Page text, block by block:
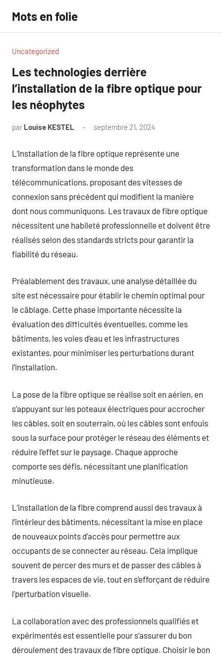
contenu
Mots en folie
Uncategorized
Les technologies derrière
l’installation de la fibre optique pour
les néophytes
par Louise KESTEL septembre 21, 2024
L’installation de la fibre optique représente une
transformation dans le monde des
télécommunications, proposant des vitesses de
connexion sans précédent qui modifient la manière
dont nous communiquons. Les travaux de fibre optique
nécessitent une habileté professionnelle et doivent être
réalisés selon des standards stricts pour garantir la
fiabilité du réseau.
Préalablement des travaux, une analyse détaillée du
site est nécessaire pour établir le chemin optimal pour
le câblage. Cette phase importante nécessite la
évaluation des difficultés éventuelles, comme les
bâtiments, les voies d’eau et les infrastructures
existantes, pour minimiser les perturbations durant
l’installation.
La pose de la fibre optique se réalise soit en aérien, en
s’appuyant sur les poteaux électriques pour accrocher
les câbles, soit en souterrain, où les câbles sont enfouis
sous la surface pour protéger le réseau des éléments et
réduire l’effet sur le paysage. Chaque approche
comporte ses défis, nécessitant une planification
minutieuse.
L’installation de la fibre comprend aussi des travaux à
l’intérieur des bâtiments, nécessitant la mise en place
de nouveaux points d’accès pour permettre aux
occupants de se connecter au réseau. Cela implique
souvent de percer des murs et de passer des câbles à
travers les espaces de vie, tout en s’efforçant de réduire
l’perturbation visuelle.
La collaboration avec des professionnels qualifiés et
expérimentés est essentielle pour s’assurer du bon
déroulement des travaux de fibre optique. Choisir le bon